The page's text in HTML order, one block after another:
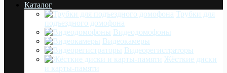
Каталог
Трубки для
подъездного домофона
Видеодомофоны
Видеокамеры
Видеорегистраторы
Жёсткие диски
и карты-памяти